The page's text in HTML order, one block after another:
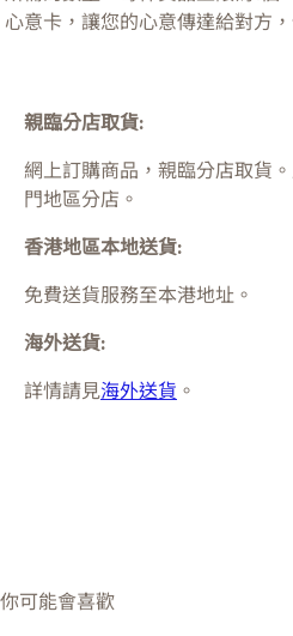
心意卡，讓您的心意傳達給對方
親臨分店取貨:
網上訂購商品，親臨分店取貨
門地區分店。
香港地區本地送貨:
免費送貨服務至本港地址。
海外送貨:
詳情請見海外送貨 。
你可能會喜歡